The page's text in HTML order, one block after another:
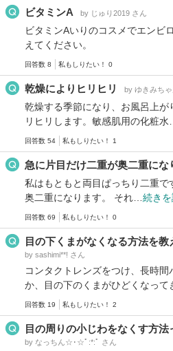
ビタミンA by じゅり2019 さん
ビタミンAいりのコスメでエンビ
えてください。
回答数 8 私もしりたい！ 0
乾燥によりヒリヒリ by ゆきみち
乾燥する季節になり、お風呂上が
リヒリします。敏感肌用の化粧水…
回答数 54 私もしりたい！ 1
急に片目だけ二重が奥二重にな
私はもともと両目ぱっちり二重
奥二重になります。 それ… 続き
回答数 69 私もしりたい！ 0
目の下くまがなくなる方法を教
by sashimi**! さん
コンタクトレンズをつけ、長時
か、目の下のくまがひどくなって
回答数 19 私もしりたい！ 2
目の周りの小じわをなくす方法
by なっちん☆･☆ﾟ:*:ﾟ さん